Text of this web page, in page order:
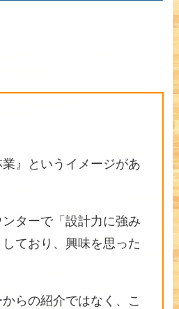
業』というイメージがあ
ターで「設計力に強み
ており、興味を思った
らの紹介ではなく、こ